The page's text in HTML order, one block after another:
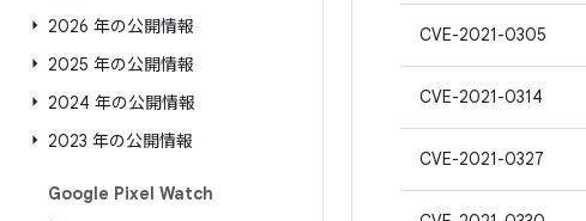
2026 年の公開情報
2025 年の公開情報
2024 年の公開情報
2023 年の公開情報
Google Pixel Watch
CVE-2021-0305
CVE-2021-0314
CVE-2021-0327